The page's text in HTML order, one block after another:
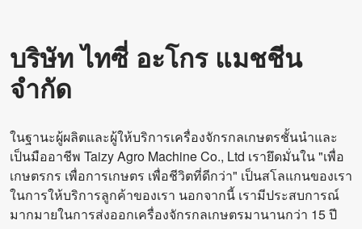
น้ำหนัก
360กก
พลัง
ระยะห่างระหว่างแถว
150มม
การเปิดส่วนแบ่งการ
เพาะและการใส่ปุ๋ย
ประเภทแผ่นดิสก์คู่
บริษัท ไทซี่ อะโกร แมชชีน
จำกัด
ในฐานะผู้ผลิตและผู้ให้บริการเครื่องจักรกลเกษตรชั้นนำและ
เป็นมืออาชีพ Taizy Agro Machine Co., Ltd เรายึดมั่นใน "เพื่อ
เกษตรกร เพื่อการเกษตร เพื่อชีวิตที่ดีกว่า" เป็นสโลแกนของเรา
ในการให้บริการลูกค้าของเรา นอกจากนี้ เรามีประสบการณ์
มากมายในการส่งออกเครื่องจักรกลเกษตรมานานกว่า 15 ปี